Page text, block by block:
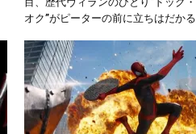
オク”がピーターの前に立ちはだかる